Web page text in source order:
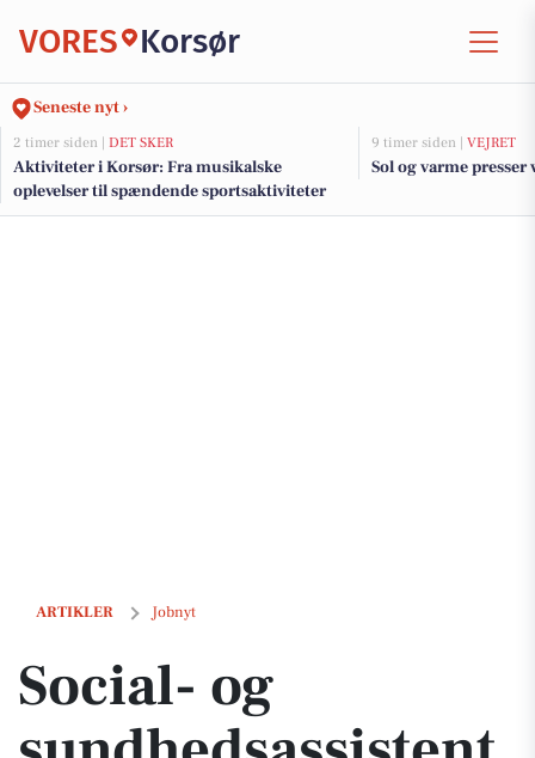
VORES Korsør
Seneste nyt ›
2 timer siden | DET SKER
Aktiviteter i Korsør: Fra musikalske
oplevelser til spændende sportsaktiviteter
9 timer siden | VEJRET
Sol og varme presser
ARTIKLER Jobnyt
Social- og sundhedsassistent søges til vikariat på Plejecenter
Social- og